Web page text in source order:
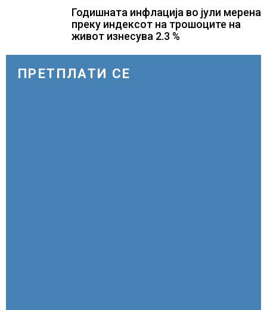
Годишната инфлација во јули мерена
преку индексот на трошоците на
живот изнесува 2.3 %
ПРЕТПЛАТИ СЕ